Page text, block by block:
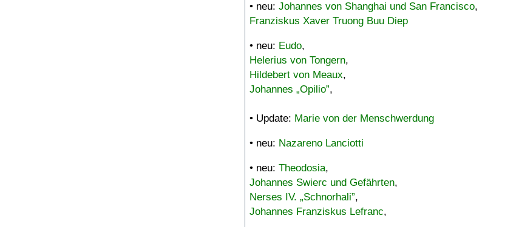
• neu: Johannes von Shanghai und San Francisco,
Franziskus Xaver Truong Buu Diep
• neu: Eudo,
Helerius von Tongern,
Hildebert von Meaux,
Johannes „Opilio”,
• Update: Marie von der Menschwerdung
• neu: Nazareno Lanciotti
• neu: Theodosia,
Johannes Swierc und Gefährten,
Nerses IV. „Schnorhali”,
Johannes Franziskus Lefranc,